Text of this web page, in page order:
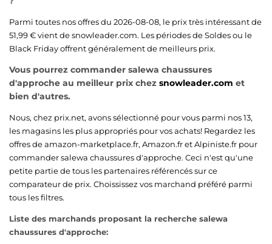
Parmi toutes nos offres du 2026-08-08, le prix très intéressant de
51,99 € vient desnowleader.com. Les périodes de Soldes ou le
Black Friday offrent généralement de meilleurs prix.
Vous pourrez commander salewa chaussures
d'approche au meilleur prix chez snowleader.com et
bien d'autres.
Nous, chez prix.net, avons sélectionné pour vous parmi nos 13,
les magasins les plus appropriés pour vos achats! Regardez les
offres deamazon-marketplace.fr, Amazon.fretAlpiniste.fr pour
commander salewa chaussures d'approche. Ceci n'est qu'une
petite partie de tous les partenaires référencés sur ce
comparateur de prix. Choississez vos marchand préféré parmi
tous les filtres.
Liste des marchands proposant la recherche salewa
chaussures d'approche: